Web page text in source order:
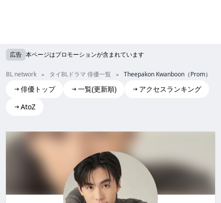
広告 本ページはプロモーションが含まれています
BL network タイBLドラマ 俳優一覧 Theepakon Kwanboon（Prom）
俳優トップ 一覧(更新順)
アクセスランキング
AtoZ
Theepakon Kwanboon(Prom)